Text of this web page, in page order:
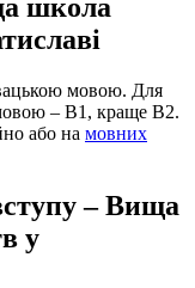
школа
мовою. Для
– В1, краще В2.
або на мовних
– Вища
у